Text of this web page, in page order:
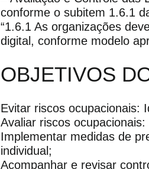
conforme o subitem 1.6.1
“1.6.1 As organizações
digital, conforme modelo
OBJETIVOS
Evitar riscos ocupacionais:
Avaliar riscos
Implementar medidas de
individual;
Acompanhar e revisar